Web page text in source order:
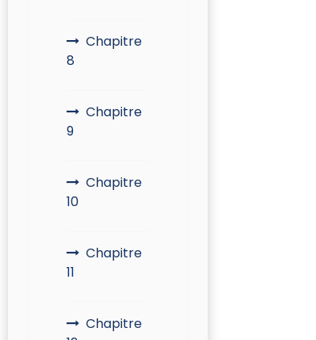
Chapitre
8
Chapitre
9
Chapitre
10
Chapitre
11
Chapitre